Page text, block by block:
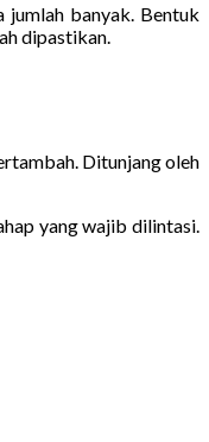
jumlah banyak. Bentuk
dipastikan.
Ditunjang oleh
yang wajib dilintasi.